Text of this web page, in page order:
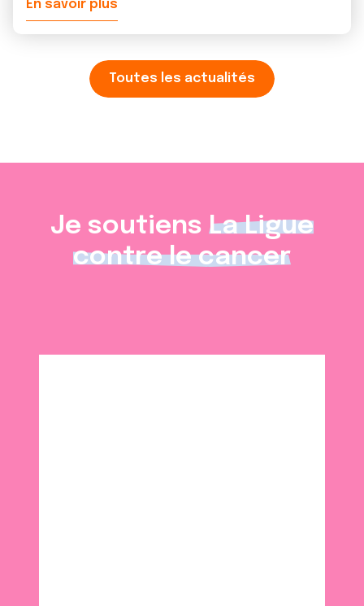
En savoir plus
Toutes les actualités
Je soutiens La Ligue
contre le cancer